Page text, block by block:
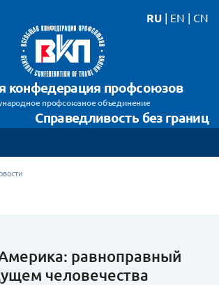
конфедерация профсоюзов
профсоюзное объединение
Справедливость без границ
RU | EN | CN
равноправный
человечества